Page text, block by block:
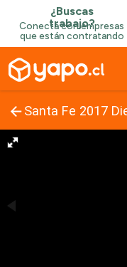
Santa Fe 2017